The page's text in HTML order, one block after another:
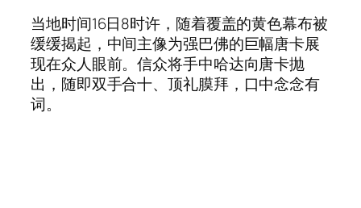
当地时间16日8时许，随着覆盖的黄色幕布被
缓缓揭起，中间主像为强巴佛的巨幅唐卡展
现在众人眼前。信众将手中哈达向唐卡抛
出，随即双手合十、顶礼膜拜，口中念念有
词。